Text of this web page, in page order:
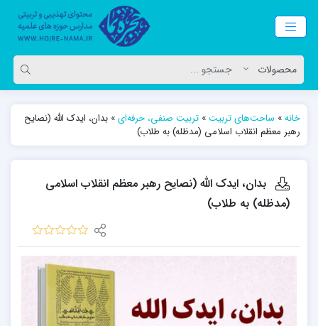
خانه» ساحت‌های تربیت» تربیت صنفی، حرفه‌ای» بدان، ایدک الله (نصایح
رهبر معظم انقلاب اسلامی (مدظله) به طلاب)
بدان، ایدک الله (نصایح رهبر معظم انقلاب اسلامی
(مدظله) به طلاب)